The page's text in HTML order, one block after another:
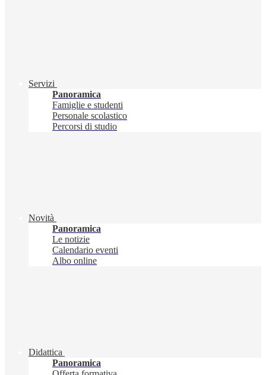
Servizi
Panoramica
Famiglie e studenti
Personale scolastico
Percorsi di studio
Novità
Panoramica
Le notizie
Calendario eventi
Albo online
Didattica
Panoramica